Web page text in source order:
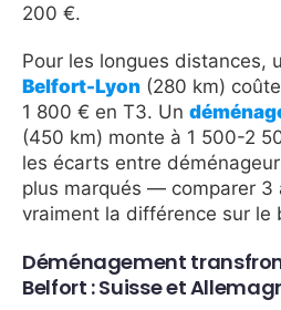
200 €.
Pour les longues distances,
Belfort-Lyon (280 km)
1 800 € en T3. Un
(450 km) monte à 1 500-2
les écarts entre
plus marqués — comparer 3
vraiment la différence sur le
Déménagement
Belfort : Suisse et